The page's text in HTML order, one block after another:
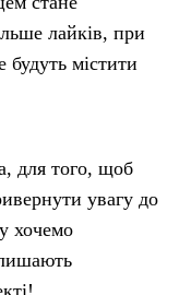
лайків, при
містити
для того, щоб
увагу до
хочемо